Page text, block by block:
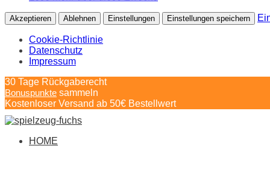
Akzeptieren Ablehnen Einstellungen Einstellungen speichern
Cookie-Richtlinie
Datenschutz
Impressum
Springe
zum
Inhalt
30 Tage Rückgaberecht
Bonuspunkte sammeln
Kostenloser Versand ab 50€ Bestellwert
HOME